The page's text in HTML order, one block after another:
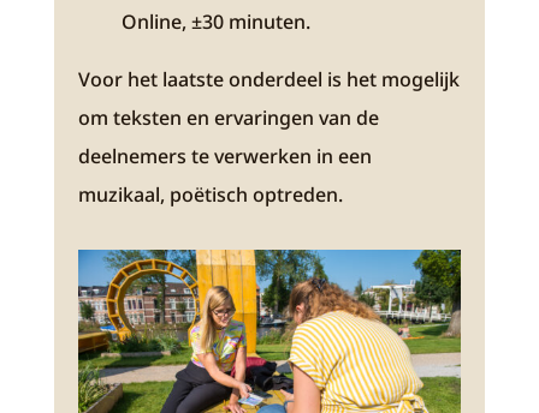
Online, ±30 minuten.
Voor het laatste onderdeel is het mogelijk
om teksten en ervaringen van de
deelnemers te verwerken in een
muzikaal, poëtisch optreden.